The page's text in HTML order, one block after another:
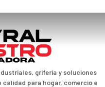
grifería y soluciones
para hogar, comercio e